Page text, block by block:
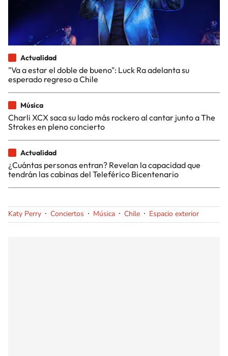
Actualidad
"Va a estar el doble de bueno": Luck Ra adelanta su
esperado regreso a Chile
Música
Charli XCX saca su lado más rockero al cantar junto a The
Strokes en pleno concierto
Actualidad
¿Cuántas personas entran? Revelan la capacidad que
tendrán las cabinas del Teleférico Bicentenario
Katy Perry Conciertos Música Chile Espacio exterior